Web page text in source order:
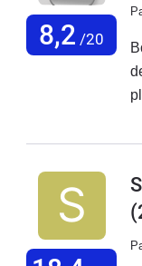
8,2 /20